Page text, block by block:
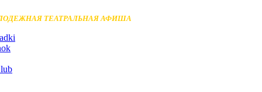
ТЕАТРАЛЬНАЯ АФИША